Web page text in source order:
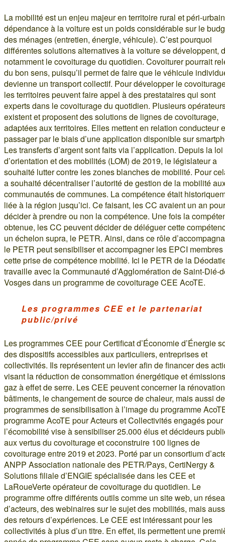
La mobilité est un enjeu majeur en territoire rural et péri-
dépendance à la voiture est un poids considérable sur le
des ménages (entretien, énergie, véhicule). C’est pourquoi
différentes solutions alternatives à la voiture se développent,
notamment le covoiturage du quotidien. Covoiturer pourrait
du bon sens, puisqu’il permet de faire que le véhicule
devienne un transport collectif. Pour développer le
les territoires peuvent faire appel à des prestataires qui sont
experts dans le covoiturage du quotidien. Plusieurs
existent et proposent des solutions de lignes de covoiturage,
adaptées aux territoires. Elles mettent en relation conducteur
passager par le biais d’une application disponible sur
Les transferts d’argent sont faits via l’application. Depuis la loi
d’orientation et des mobilités (LOM) de 2019, le législateur a
souhaité lutter contre les zones blanches de mobilité. Pour
a souhaité décentraliser l’autorité de gestion de la mobilité
communautés de communes. La compétence était
liée à la région jusqu’ici. Ce faisant, les CC avaient un an
décider à prendre ou non la compétence. Une fois la
obtenue, les CC peuvent décider de déléguer cette
un échelon supra, le PETR. Ainsi, dans ce rôle
le PETR peut sensibiliser et accompagner les EPCI membres
cette prise de compétence mobilité. Ici le PETR de la
travaille avec la Communauté d’Agglomération de Saint-Dié-
Vosges dans un programme de covoiturage CEE AcoTE.
Les programmes CEE et le partenariat
public/privé
Les programmes CEE pour Certificat d’Économie d’Énergie
des dispositifs accessibles aux particuliers, entreprises et
collectivités. Ils représentent un levier afin de financer des
visant la réduction de consommation énergétique et
gaz à effet de serre. Les CEE peuvent concerner la
bâtiments, le changement de source de chaleur, mais aussi
programmes de sensibilisation à l’image du programme
programme AcoTE pour Acteurs et Collectivités engagés pour
l’écomobilité vise à sensibiliser 25.000 élus et décideurs
aux vertus du covoiturage et coconstruire 100 lignes de
covoiturage entre 2019 et 2023. Porté par un consortium
ANPP Association nationale des PETR/Pays, CertiNergy &
Solutions filiale d’ENGIE spécialisée dans les CEE et
LaRoueVerte opérateur de covoiturage du quotidien. Le
programme offre différents outils comme un site web, un
d’acteurs, des webinaires sur le sujet des mobilités, mais
des retours d’expériences. Le CEE est intéressant pour les
collectivités à plus d’un titre. En effet, ils permettent une